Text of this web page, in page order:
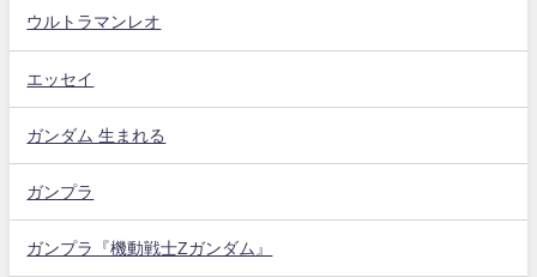
ウルトラマンレオ
エッセイ
ガンダム 生まれる
ガンプラ
ガンプラ『機動戦士Zガンダム』